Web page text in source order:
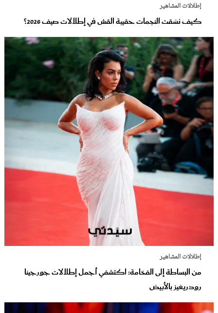
إطلالات المشاهير
كيف نسّقت النجمات حقيبة القش في إطلالات صيف 2026؟
إطلالات المشاهير
من البساطة إلى الفخامة: اكتشفي أجمل إطلالات جورجينا
رودريغيز بالأبيض